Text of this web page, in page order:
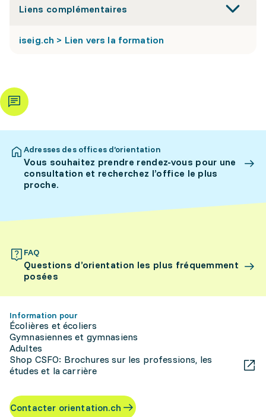
Liens complémentaires
iseig.ch > Lien vers la formation
Adresses des offices d’orientation
Vous souhaitez prendre rendez-vous pour une
consultation et recherchez l’office le plus
proche.
FAQ
Questions d’orientation les plus fréquemment
posées
Information pour
Écolières et écoliers
Gymnasiennes et gymnasiens
Adultes
Shop CSFO: Brochures sur les professions, les
études et la carrière
Contacter orientation.ch